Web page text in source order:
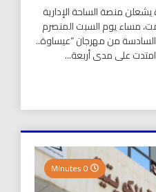
منصة الساحة الإدارية
مساء يوم السبت المنصرم
السادسة من مهرجان “عيساوة..
امتدت على مدى أربعة...